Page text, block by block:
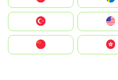
United States
中國香港特別行政區